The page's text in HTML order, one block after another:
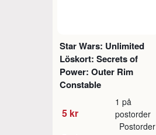
Star Wars: Unlimited
Löskort: Secrets of
Power: Outer Rim
Constable
5 kr
1 på
postorder
Postorder